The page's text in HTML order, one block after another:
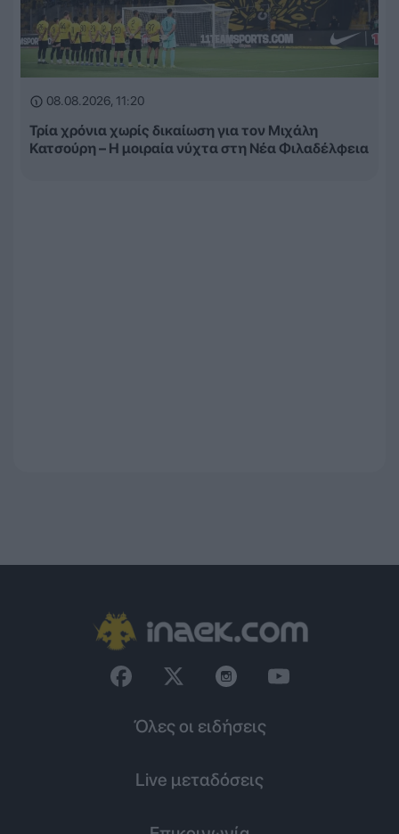
08.08.2026, 11:20
Τρία χρόνια χωρίς δικαίωση για τον Μιχάλη
Κατσούρη – Η μοιραία νύχτα στη Νέα Φιλαδέλφεια
Όλες οι ειδήσεις
Live μεταδόσεις